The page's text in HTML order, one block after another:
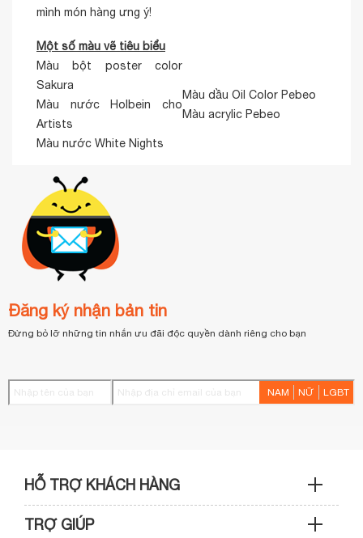
mình món hàng ưng ý!
Một số màu vẽ tiêu biểu
Màu bột poster color
Sakura
Màu nước Holbein cho
Artists
Màu nước White Nights
Màu dầu Oil Color Pebeo
Màu acrylic Pebeo
Đăng ký nhận bản tin
Đừng bỏ lỡ những tin nhắn ưu đãi độc quyền dành riêng cho bạn
NAM NỮ LGBT
HỖ TRỢ KHÁCH HÀNG
Sản phẩm & Đơn hàng: 0933 109 009
TRỢ GIÚP